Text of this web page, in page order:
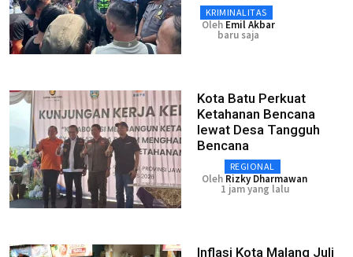
KRIMINALITAS
Oleh Emil Akbar
baru saja
Kota Batu Perkuat
Ketahanan Bencana
lewat Desa Tangguh
Bencana
REGIONAL
Oleh Rizky Dharmawan
1 jam yang lalu
Inflasi Kota Malang Juli